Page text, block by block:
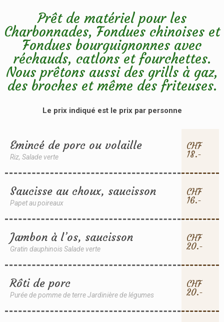
Prêt de matériel pour les
Charbonnades, Fondues chinoises et
Fondues bourguignonnes avec
réchauds, catlons et fourchettes.
Nous prêtons aussi des grills à gaz,
des broches et même des friteuses.
Le prix indiqué est le prix par personne
Emincé de porc ou volaille
Riz, Salade verte
CHF
18.-
Saucisse au choux, saucisson
Papet au poireaux
CHF
16.-
Jambon à l’os, saucisson
Gratin dauphinois Salade verte
CHF
20.-
Rôti de porc
Purée de pomme de terre Jardinière de légumes
CHF
20.-